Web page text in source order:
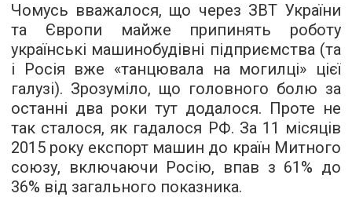
Чомусь вважалося, що через ЗВТ України
та Європи майже припинять роботу
українські машинобудівні підприємства (та
і Росія вже «танцювала на могилці» цієї
галузі). Зрозуміло, що головного болю за
останні два роки тут додалося. Проте не
так сталося, як гадалося РФ. За 11 місяців
2015 року експорт машин до країн Митного
союзу, включаючи Росію, впав з 61% до
36% від загального показника.